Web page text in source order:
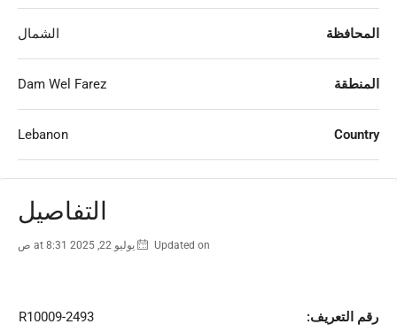
المحافظة الشمال
المنطقة Dam Wel Farez
Country
Lebanon
التفاصيل
Updated on يوليو 22, 2025 at 8:31 ص
رقم التعريف: R10009-2493